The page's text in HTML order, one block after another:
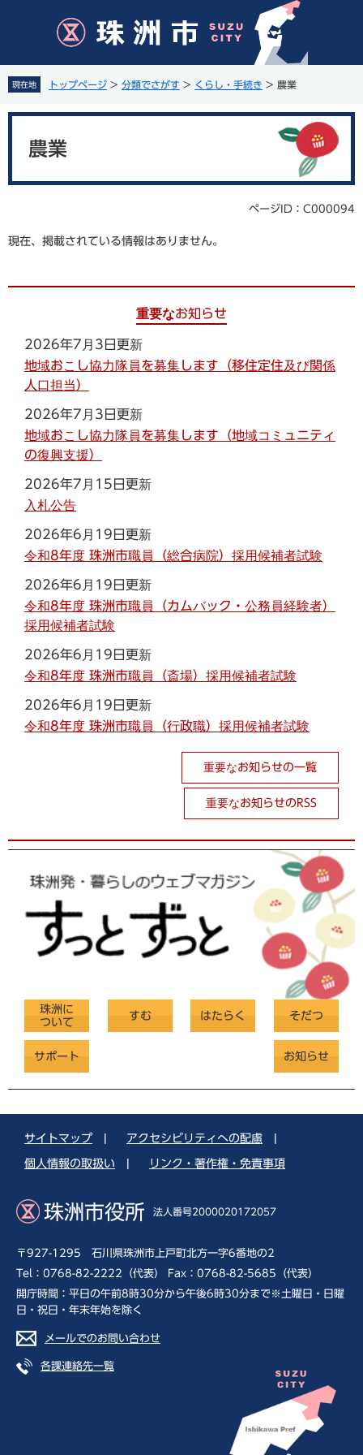
先
頭
で
を
飛
ば
現在地 トップページ > 分類でさがす > くらし・手続き > 農業
農業
ページID：C000094
現在、掲載されている情報はありません。
重要なお知らせ
2026年7月3日更新
地域おこし協力隊員を募集します（移住定住及び関係
人口担当）
2026年7月3日更新
地域おこし協力隊員を募集します（地域コミュニティ
の復興支援）
2026年7月15日更新
入札公告
2026年6月19日更新
令和8年度 珠洲市職員（総合病院）採用候補者試験
2026年6月19日更新
令和8年度 珠洲市職員（カムバック・公務員経験者）
採用候補者試験
2026年6月19日更新
令和8年度 珠洲市職員（斎場）採用候補者試験
2026年6月19日更新
令和8年度 珠洲市職員（行政職）採用候補者試験
重要なお知らせの一覧
重要なお知らせのRSS
珠洲に
ついて
すむ はたらく そだつ
サポート お知らせ
サイトマップ アクセシビリティへの配慮
個人情報の取扱い リンク・著作権・免責事項
珠洲市役所 法人番号2000020172057
〒927-1295 石川県珠洲市上戸町北方一字6番地の2
Tel：0768-82-2222（代表） Fax：0768-82-5685（代表）
開庁時間：平日の午前8時30分から午後6時30分まで※土曜日・日曜
日・祝日・年末年始を除く
メールでのお問い合わせ
各課連絡先一覧